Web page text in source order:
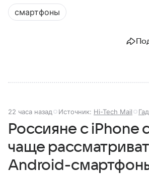
смартфоны
22 часа назад Источник: Hi-Tech Mail
Россияне с iPhone
чаще
Android-